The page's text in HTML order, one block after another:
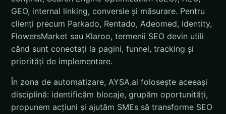
GEO, internal linking, conversie și măsurare. Pentru
clienți precum Parkado, Rentado, Adeomed, Identity,
FlowersMarket sau Klaroo, termenii SEO devin utili
când sunt conectați la pagini, funnel, tracking și
priorități de implementare.
În zona de automatizare, AYSA.ai folosește aceeași
disciplină: identificăm blocaje, grupăm oportunități,
propunem acțiuni și ajutăm SMEs să transforme SEO